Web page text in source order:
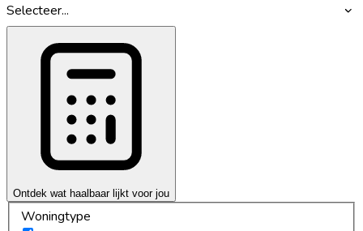
Selecteer...
Ontdek wat haalbaar lijkt voor jou
Woningtype